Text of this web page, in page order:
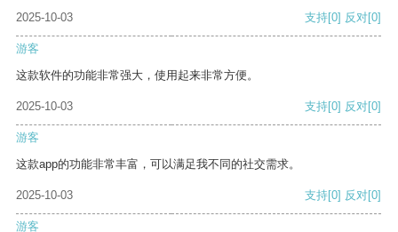
2025-10-03
支持[0] 反对[0]
游客
这款软件的功能非常强大，使用起来非常方便。
2025-10-03 支持[0] 反对[0]
游客
这款app的功能非常丰富，可以满足我不同的社交需求。
2025-10-03 支持[0] 反对[0]
游客